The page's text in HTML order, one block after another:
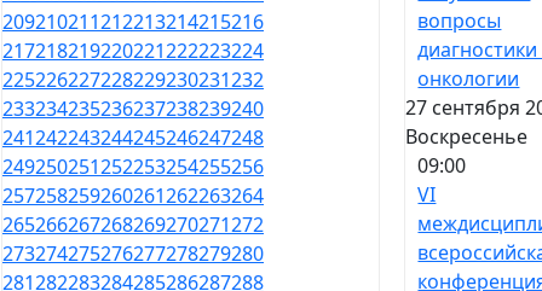
209210211212213214215216
217218219220221222223224
225226227228229230231232
233234235236237238239240
241242243244245246247248
249250251252253254255256
257258259260261262263264
265266267268269270271272
273274275276277278279280
281282283284285286287288
вопросы
диагностики
онкологии
27 сентября
Воскресенье
09:00
VI